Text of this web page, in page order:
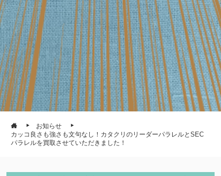
お知らせ
カッコ良さも強さも文句なし！カタクリのリーダーパラレルとSEC
パラレルを買取させていただきました！